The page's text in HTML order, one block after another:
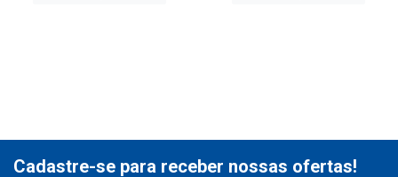
Cadastre-se para receber nossas ofertas!